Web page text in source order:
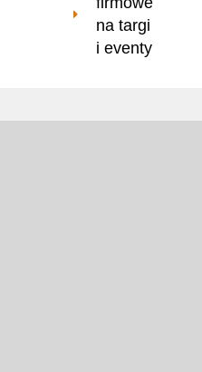
na targi
i eventy